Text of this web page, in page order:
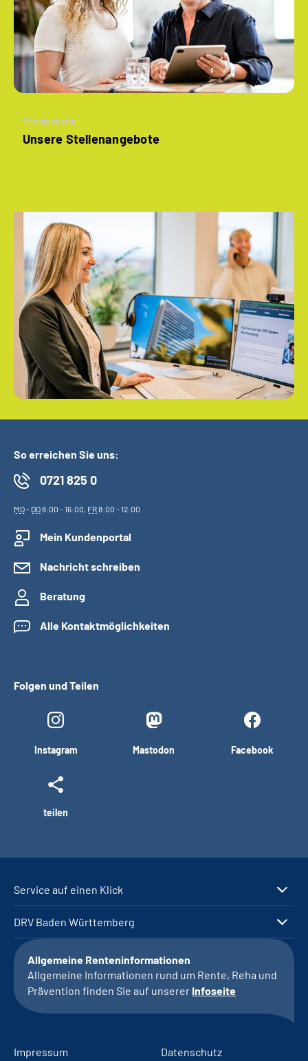
Themenseite
Unsere Stellenangebote
So erreichen Sie uns:
0721 825 0
MO- DO8:00 - 16:00, FR8:00 - 12:00
Mein Kundenportal
Nachricht schreiben
Beratung
Alle Kontaktmöglichkeiten
Folgen und Teilen
Instagram Mastodon Facebook
teilen
Service auf einen Klick
DRV Baden Württemberg
Allgemeine Renteninformationen
Allgemeine Informationen rund um Rente, Reha und
Prävention finden Sie auf unserer Infoseite
Impressum Datenschutz